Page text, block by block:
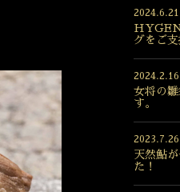
2024.6.21
グをご支
2024.2.16
女将の
す。
2023.7.26
天然鮎
た！